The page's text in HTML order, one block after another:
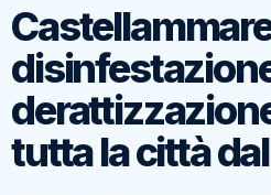
tutta la città